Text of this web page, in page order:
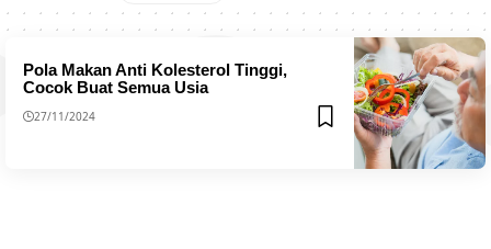
Pola Makan Anti Kolesterol Tinggi,
Cocok Buat Semua Usia
27/11/2024